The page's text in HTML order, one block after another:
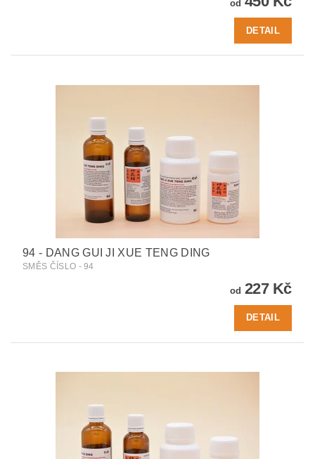
od
DETAIL
94 - DANG GUI JI XUE TENG DING
SMĚS ČÍSLO - 94
od 227 Kč
DETAIL